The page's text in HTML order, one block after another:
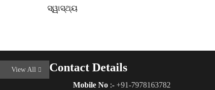
ସ୍ୱାସ୍ଥ୍ୟ
View All Contact Details
Mobile No :- +91-7978163782